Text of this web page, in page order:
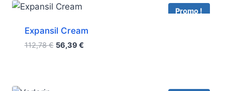
79,95 €.59,95 €.
Promo !
Expansil Cream
112,78€ Le
56,39 €Le